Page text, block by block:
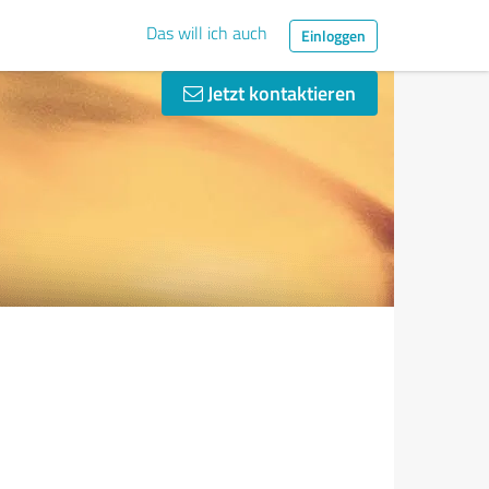
Das will ich auch Einloggen
Jetzt kontaktieren